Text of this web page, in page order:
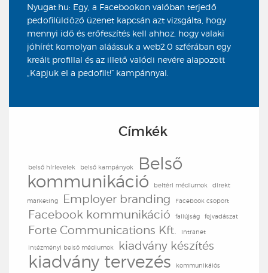
Nyugat.hu: Egy, a Facebookon valóban terjedő
pedofilüldöző üzenet kapcsán azt vizsgálta, hogy
mennyi idő és erőfeszítés kell ahhoz, hogy valaki
jóhírét komolyan aláássuk a web2.0 szférában egy
kreált profillal és az illető valódi nevére alapozott
„Kapjuk el a pedofilt!” kampánnyal.
Címkék
belső hírlevelek belső kampányok
Belső
kommunikáció
beltéri médiumok direkt
marketing Employer branding Facebook csoport
Facebook kommunikáció faliújság fejvadászat
Forte Communications Kft. intranet
intézményi belső médiumok kiadvány készítés
kiadvány tervezés kommunikáiós